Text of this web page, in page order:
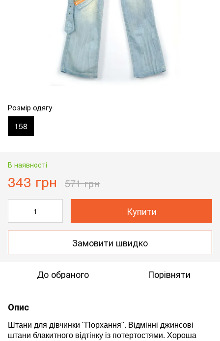
Розмір одягу
158
В наявності
343 грн 571 грн
Купити
Замовити швидко
До обраного Порівняти
Опис
Штани для дівчинки "Порхання". Відмінні джинсові
штани блакитного відтінку із потертостями. Хороша